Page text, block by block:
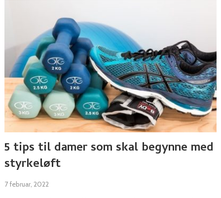
5 tips til damer som skal begynne med
styrkeløft
7 februar, 2022